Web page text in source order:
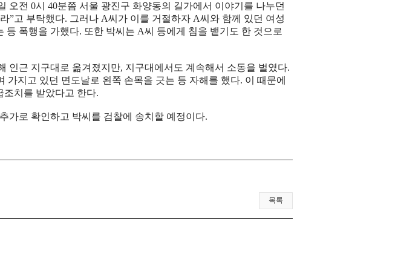
오전 0시 40분쯤 서울 광진구 화양동의 길가에서 이야기를 나누던
”고 부탁했다. 그러나 A씨가 이를 거절하자 A씨와 함께 있던 여성
등 폭행을 가했다. 또한 박씨는 A씨 등에게 침을 뱉기도 한 것으로
인근 지구대로 옮겨졌지만, 지구대에서도 계속해서 소동을 벌였다.
가지고 있던 면도날로 왼쪽 손목을 긋는 등 자해를 했다. 이 때문에
조치를 받았다고 한다.
가로 확인하고 박씨를 검찰에 송치할 예정이다.
목록